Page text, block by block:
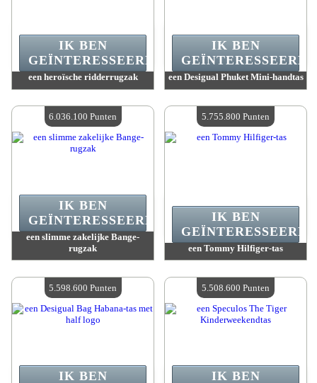
een heroïsche ridderrugzak
Beschikbare hoeveelheid :4
IK BEN
GEÏNTERESSEERD.
een Desigual Phuket Mini-handtas
Beschikbare hoeveelheid :4
IK BEN
GEÏNTERESSEERD.
een slimme zakelijke Bange-
rugzak
Beschikbare hoeveelheid :4
IK BEN
GEÏNTERESSEERD.
6.036.100 Punten
een Tommy Hilfiger-tas
Beschikbare hoeveelheid :4
IK BEN
GEÏNTERESSEERD.
5.755.800 Punten
IK BEN
5.598.600 Punten
IK BEN
5.508.600 Punten